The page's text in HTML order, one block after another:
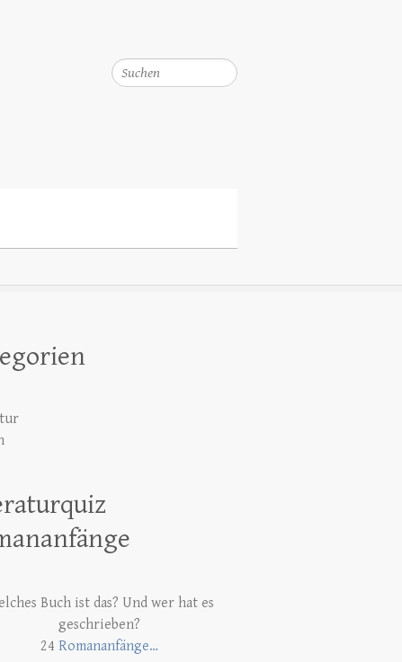
Suchen
Buch ist das? Und wer hat es
geschrieben?
24Romananfänge…